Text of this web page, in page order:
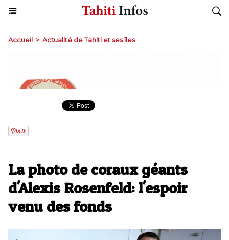
Accueil > Actualité de Tahiti et ses îles
La photo de coraux géants
d'Alexis Rosenfeld: l'espoir
venu des fonds